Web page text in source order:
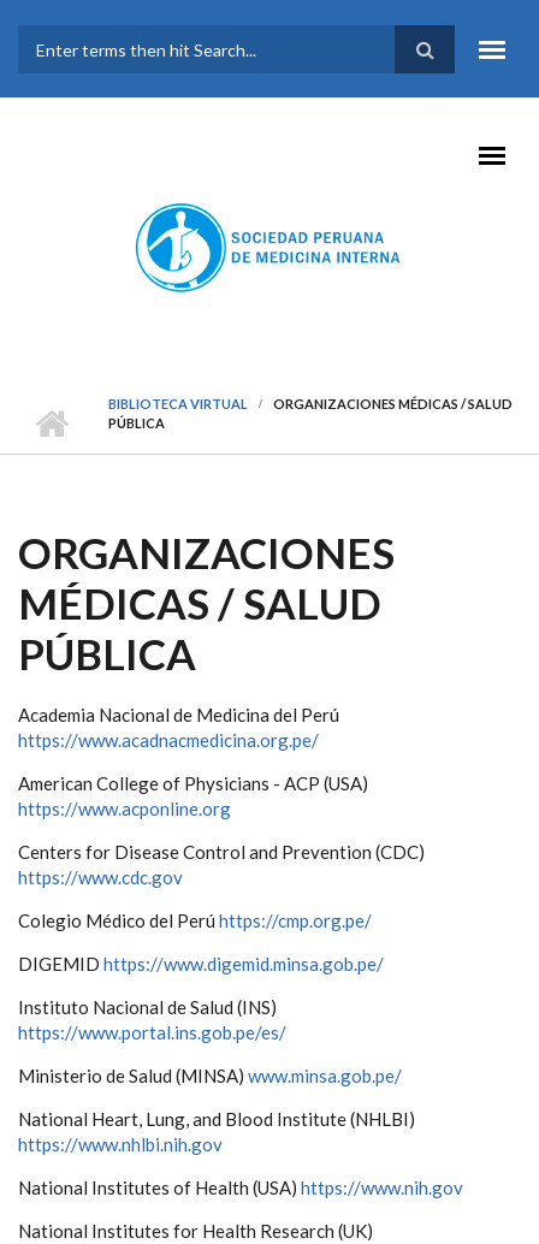
FORMULARIO DE
BÚSQUEDA
BIBLIOTECA VIRTUAL
ORGANIZACIONES MÉDICAS / SALUD
PÚBLICA
ORGANIZACIONES
MÉDICAS / SALUD
PÚBLICA
Academia Nacional de Medicina del Perú
https://www.acadnacmedicina.org.pe/
American College of Physicians - ACP (USA)
https://www.acponline.org
Centers for Disease Control and Prevention (CDC)
https://www.cdc.gov
Colegio Médico del Perú https://cmp.org.pe/
DIGEMID https://www.digemid.minsa.gob.pe/
Instituto Nacional de Salud (INS)
https://www.portal.ins.gob.pe/es/
Ministerio de Salud (MINSA) www.minsa.gob.pe/
National Heart, Lung, and Blood Institute (NHLBI)
https://www.nhlbi.nih.gov
National Institutes of Health (USA) https://www.nih.gov
National Institutes for Health Research (UK)